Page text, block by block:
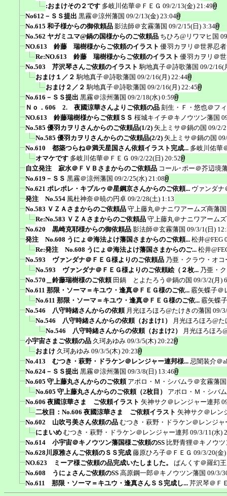
:おまけその２です 多岐川佑華＠ＦＥＧ 09/2/13(金) 21:49
No612－ＳＳ提出 黒霧＠涼州藩国 09/2/13(金) 23:04
No.615 和子様からの御依頼品 影法師＠玄霧藩国 09/2/15(日) 3:34
No.562 ヤガミユマ@鍋の国様からのご依頼品 ちひろ@リワマヒ国
NO.613 鈴藤 瑞樹様からご依頼のイラスト 優羽カヲリ＠世界忍
Re:NO.613 鈴藤 瑞樹様からご依頼のイラスト 優羽カヲリ＠
No.503 芹沢琴さんご依頼のイラスト 駒地真子＠詩歌藩国 09/2/16(
おまけ１／２ 駒地真子＠詩歌藩国 09/2/16(月) 22:44
おまけ２／２ 駒地真子＠詩歌藩国 09/2/16(月) 22:45
No.616－ＳＳ提出 黒霧＠涼州藩国 09/2/18(水) 0:59
Ｎｏ．606 2. 夜國涼華さんよりご依頼の品 刻生・Ｆ・悠也＠フ
NO.613 鈴藤瑞樹様からご依頼ＳＳ 桜城キイチ＠キノウツン藩国
No.585 優羽カヲリさんからのご依頼品(1/2) 矢上ミサ＠鍋の国 09/2/
No.585 優羽カヲリさんからのご依頼品(2/2) 矢上ミサ＠鍋の国
No.610 都築つらね＠満天星国さん依頼イラスト完成... 多岐川佑華
オマケです 多岐川佑華＠ＦＥＧ 09/2/22(日) 20:52
自立発注 寂水＠ＦＶＢさまからのご依頼品 コール･ポー＠芥辺境
No.619－ＳＳ 黒霧＠涼州藩国 09/2/25(水) 21:08
No.621 ポレポレ・キブルゥ＠星鋼京さんからのご依頼... ヴァンダナ
発注 No.554 風杜神奈＠暁の円卓 09/2/28(土) 1:13
No.583 ＶＺＡさまからのご依頼品 守上藤丸＠ナニワアームズ商藩国
Re:No.583 ＶＺＡさまからのご依頼品 守上藤丸＠ナニワアーム
No.620 黒崎克耶様からの御依頼品 影法師＠玄霧藩国 09/3/1(日)
発注 No.608 うにょ＠海法よけ藩国さまからのご依頼... 松井@FEG
Re:発注 No.608 うにょ＠海法よけ藩国さまからのご... 松井
No.593 ヴァンダナ＠ＦＥＧ様よりのご依頼品 乃亜・クラウ・オ
No.593 ヴァンダナ＠ＦＥＧ様よりのご依頼絵（２枚... 乃亜・
No.570＿鈴藤瑞樹様のご依頼 田鍋 とよたろう＠鍋の国 09/3/2(月)
No.611 那限・ソーマ＝キユウ・逢真＠ＦＥＧ様のご依... 霰矢蝶子＠
No.611 那限・ソーマ＝キユウ・逢真＠ＦＥＧ様のご依... 霰矢蝶
No.546 八守時緒さんからの依頼 月光ほろほろ@たけきの藩国 09/
No.546 八守時緒さんからの依頼（おまけ1）
月光ほろほろ@
No.546 八守時緒さんからの依頼（おまけ2）
月光ほろほろ
小宇宙さまご依頼の品 久珂あゆみ 09/3/5(木) 20:22
おまけ 久珂あゆみ 09/3/5(木) 20:23
No.413 むつき・萩野・ドラケン＠レンジャー連邦様... 忌闇装介＠
No.624－ＳＳ提出 黒霧＠涼州藩国 09/3/8(日) 13:46
No.605 守上藤丸さんからのご依頼 アポロ・Ｍ・シバムラ＠玄霧藩国
No.605 守上藤丸さんからのご依頼（2枚目）
アポロ・Ｍ・シバ
No.606 夜國涼華さま ご依頼イラスト 矢神サク＠レンジャー連邦
二枚目：No.606 夜國涼華さま ご依頼イラスト 矢神サク＠レン
No.602 山吹弓美さん依頼の品 むつき・萩野・ドラケン＠レンジャ
にまいめ むつき・萩野・ドラケン＠レンジャー連邦 09/3/11(水)
No.614 小宇宙＠キノウツン藩国様ご依頼のSS 比野青狸＠キノウ
No.628川原雅さんご依頼のＳＳ完成 藤原ひろ子＠ＦＥＧ 09/3/20(金
NO.623 ミーア様ご依頼の品完成いたしました。
ぱんくす＠羅幻
No.608 うにょさんご依頼のSS 高原鋼一郎＠キノウツン藩国 09/3/
No.611 那限・ソーマ＝キユウ・逢真さんＳＳ完成し... 芹沢琴＠Ｆ